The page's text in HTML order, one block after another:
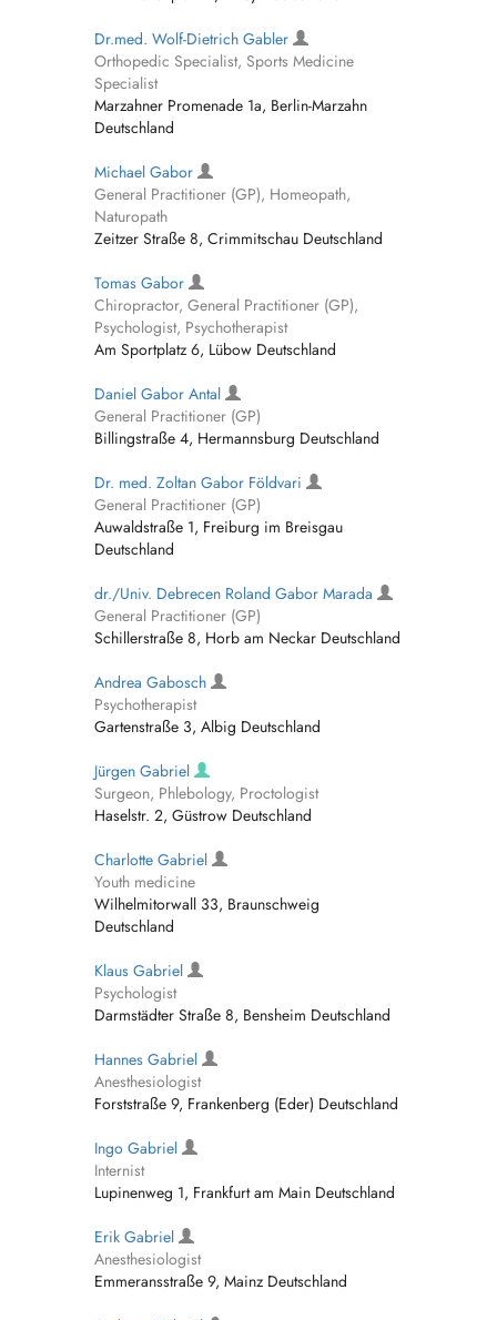
Dr.med. Wolf-Dietrich Gabler
Orthopedic Specialist, Sports Medicine
Specialist
Marzahner Promenade 1a, Berlin-Marzahn
Deutschland
Michael Gabor
General Practitioner (GP), Homeopath,
Naturopath
Zeitzer Straße 8, Crimmitschau Deutschland
Tomas Gabor
Chiropractor, General Practitioner (GP),
Psychologist, Psychotherapist
Am Sportplatz 6, Lübow Deutschland
Daniel Gabor Antal
General Practitioner (GP)
Billingstraße 4, Hermannsburg Deutschland
Dr. med. Zoltan Gabor Földvari
General Practitioner (GP)
Auwaldstraße 1, Freiburg im Breisgau
Deutschland
dr./Univ. Debrecen Roland Gabor Marada
General Practitioner (GP)
Schillerstraße 8, Horb am Neckar Deutschland
Andrea Gabosch
Psychotherapist
Gartenstraße 3, Albig Deutschland
Jürgen Gabriel
Surgeon, Phlebology, Proctologist
Haselstr. 2, Güstrow Deutschland
Charlotte Gabriel
Youth medicine
Wilhelmitorwall 33, Braunschweig
Deutschland
Klaus Gabriel
Psychologist
Darmstädter Straße 8, Bensheim Deutschland
Hannes Gabriel
Anesthesiologist
Forststraße 9, Frankenberg (Eder) Deutschland
Ingo Gabriel
Internist
Lupinenweg 1, Frankfurt am Main Deutschland
Erik Gabriel
Anesthesiologist
Emmeransstraße 9, Mainz Deutschland